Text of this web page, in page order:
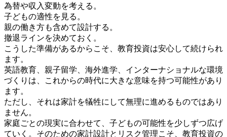
為替や収入変動を考える。
子どもの適性を見る。
親の働き方も含めて設計する。
撤退ラインを決めておく。
こうした準備があるからこそ、教育投資は安心して続けられ
ます。
英語教育、親子留学、海外進学、インターナショナルな環境
づくりは、これからの時代に大きな意味を持つ可能性があり
ます。
ただし、それは家計を犠牲にして無理に進めるものではあり
ません。
家庭ごとの現実に合わせて、子どもの可能性を少しずつ広げ
ていく。そのための家計設計とリスク管理こそ、教育投資の